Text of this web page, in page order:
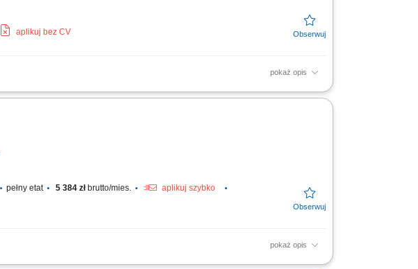
aplikuj bez CV
pokaż opis
o estetykę salonu oraz prawidłową ekspozycję produktów;
pełny etat 5 384 złbrutto/mies.
aplikuj szybko
pokaż opis
kasowego. Praca z asortymentem (wykładanie towaru, prawidłowa